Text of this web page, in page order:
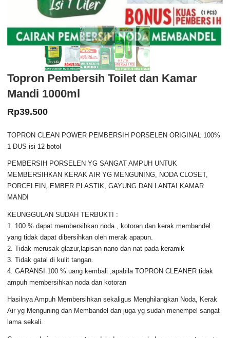
Topron Pembersih Toilet dan Kamar
Mandi 1000ml
Rp39.500
TOPRON CLEAN POWER PEMBERSIH PORSELEN ORIGINAL 100%
1 DUS isi 12 botol
PEMBERSIH PORSELEN YG SANGAT AMPUH UNTUK
MEMBERSIHKAN KERAK AIR YG MENGUNING, NODA CLOSET,
PORCELEIN, EMBER PLASTIK, GAYUNG DAN LANTAI KAMAR
MANDI
KEUNGGULAN SUDAH TERBUKTI :
1. 100 % dapat membersihkan noda , kotoran dan kerak membandel
yang tidak dapat dibersihkan oleh merak apapun.
2. Tidak merusak glazur,lapisan nano dan nat pada keramik
3. Tidak gatal di kulit tangan.
4. GARANSI 100 % uang kembali ,apabila TOPRON CLEANER tidak
ampuh membersihkan noda dan kotoran
Hasilnya Ampuh Membersihkan sekaligus Menghilangkan Noda, Kerak
Air yg Menguning dan Membandel dan juga yg sudah menempel sangat
lama sekali.